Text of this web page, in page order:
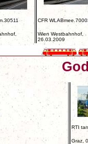
CFR
Wien Westbahnhof,
26.03.2009
RTI
Graz,